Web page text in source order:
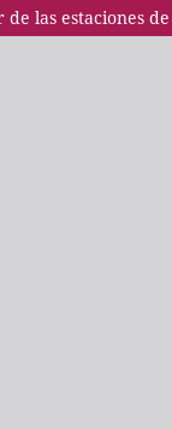
las estaciones